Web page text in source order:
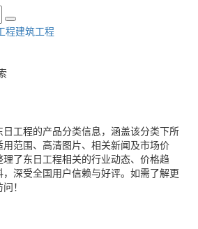
程建筑工程
日工程的产品分类信息，涵盖该分类下所
范围、高清图片、相关新闻及市场价
理了东日工程相关的行业动态、价格趋
深受全国用户信赖与好评。如需了解更
！